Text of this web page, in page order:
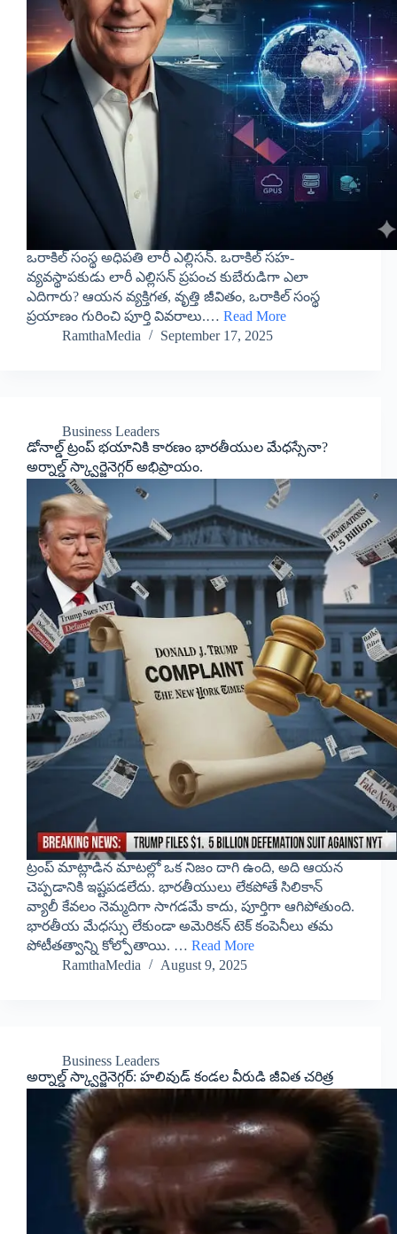
​ఒరాకిల్ సంస్థ అధిపతి లారీ ఎల్లిసన్. ఒరాకిల్ సహ-
వ్యవస్థాపకుడు లారీ ఎల్లిసన్ ప్రపంచ కుబేరుడిగా ఎలా
ఎదిగారు? ఆయన వ్యక్తిగత, వృత్తి జీవితం, ఒరాకిల్ సంస్థ
ప్రయాణం గురించి పూర్తి వివరాలు.… Read More
RamthaMedia
September 17, 2025
Business Leaders
డోనాల్డ్ ట్రంప్ భయానికి కారణం భారతీయుల మేధస్సేనా?
అర్నాల్డ్ స్క్వార్జెనెగ్గర్ అభిప్రాయం.
ట్రంప్ మాట్లాడిన మాటల్లో ఒక నిజం దాగి ఉంది, అది ఆయన
చెప్పడానికి ఇష్టపడలేదు. భారతీయులు లేకపోతే సిలికాన్
వ్యాలీ కేవలం నెమ్మదిగా సాగడమే కాదు, పూర్తిగా ఆగిపోతుంది.
భారతీయ మేధస్సు లేకుండా అమెరికన్ టెక్ కంపెనీలు తమ
పోటీతత్వాన్ని కోల్పోతాయి. … Read More
RamthaMedia
August 9, 2025
Business Leaders
అర్నాల్డ్ స్క్వార్జెనెగ్గర్: హలివుడ్ కండల వీరుడి జీవిత చరిత్ర